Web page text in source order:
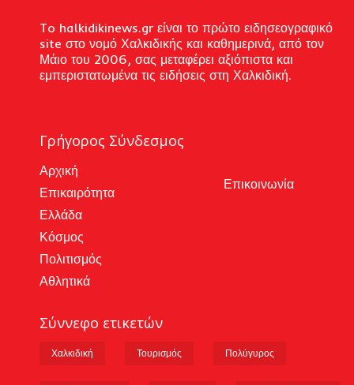
To halkidikinews.gr είναι το πρώτο ειδησεογραφικό
site στο νομό Χαλκιδικής και καθημερινά, από τον
Μάιο του 2006, σας μεταφέρει αξιόπιστα και
εμπεριστατωμένα τις ειδήσεις στη Χαλκιδική.
Γρήγορος Σύνδεσμος
Αρχική
Επικαιρότητα
Ελλάδα
Κόσμος
Πολιτισμός
Αθλητικά
Επικοινωνία
Σύννεφο ετικετών
Χαλκιδική Τουρισμός Πολύγυρος